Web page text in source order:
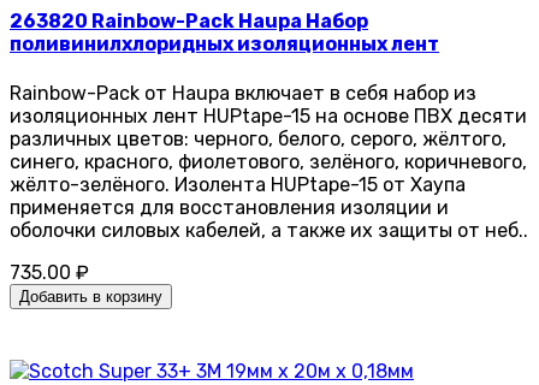
263820 Rainbow-Pack Haupa Набор
поливинилхлоридных изоляционных лент
Rainbow-Pack от Haupa включает в себя набор из
изоляционных лент HUPtape-15 на основе ПВХ десяти
различных цветов: черного, белого, серого, жёлтого,
синего, красного, фиолетового, зелёного, коричневого,
жёлто-зелёного. Изолента HUPtape-15 от Хаупа
применяется для восстановления изоляции и
оболочки силовых кабелей, а также их защиты от неб..
735.00 ₽
Добавить в корзину